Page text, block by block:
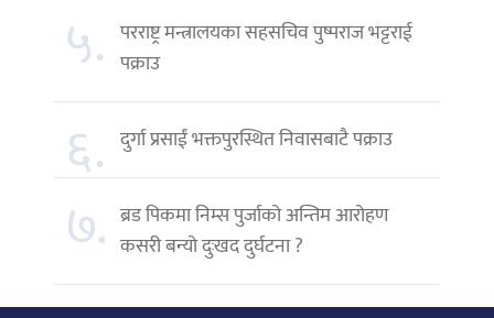
५. परराष्ट्र मन्त्रालयका सहसचिव पुष्पराज भट्टराई
पक्राउ
६. दुर्गा प्रसाईं भक्तपुरस्थित निवासबाटै पक्राउ
७. ब्रड पिकमा निम्स पुर्जाको अन्तिम आरोहण
कसरी बन्यो दुःखद दुर्घटना ?